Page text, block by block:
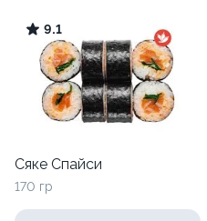
9.1
Сяке Спайси
170 гр